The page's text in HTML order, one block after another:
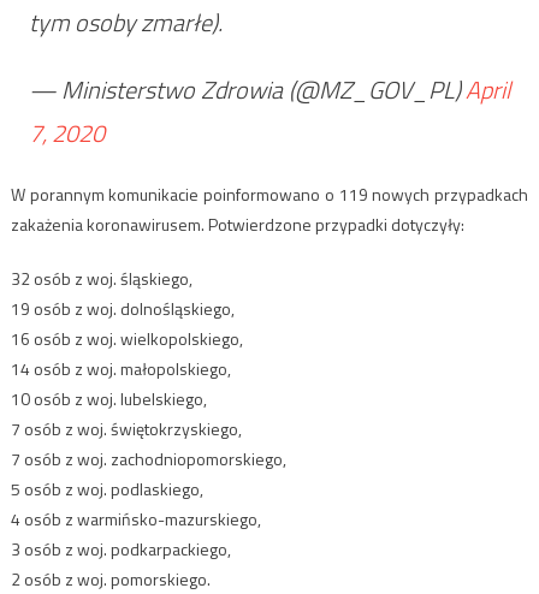
tym osoby zmarłe).
— Ministerstwo Zdrowia (@MZ_GOV_PL)April
7, 2020
W porannym komunikacie poinformowano o 119 nowych przypadkach
zakażenia koronawirusem. Potwierdzone przypadki dotyczyły:
32 osób z woj. śląskiego,
19 osób z woj. dolnośląskiego,
16 osób z woj. wielkopolskiego,
14 osób z woj. małopolskiego,
10 osób z woj. lubelskiego,
7 osób z woj. świętokrzyskiego,
7 osób z woj. zachodniopomorskiego,
5 osób z woj. podlaskiego,
4 osób z warmińsko-mazurskiego,
3 osób z woj. podkarpackiego,
2 osób z woj. pomorskiego.